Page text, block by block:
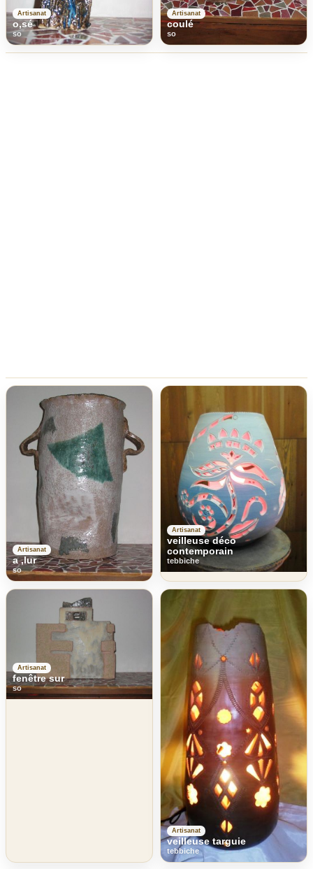
Artisanat
o,sé
so
Artisanat
coulé
so
Artisanat
a ,lur
so
Artisanat
veilleuse déco
contemporain
tebbiche
Artisanat
fenêtre sur
so
Artisanat
veilleuse targuie
tebbiche